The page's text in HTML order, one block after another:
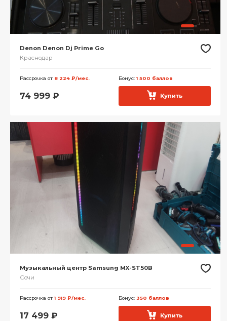
Denon Denon Dj Prime Go
Краснодар
Рассрочка от 8 224 ₽/мес. Бонус:1 500 баллов
74 999 ₽ Купить
Музыкальный центр Samsung MX-ST50B
Сочи
Рассрочка от1 919 ₽/мес. Бонус: 350 баллов
17 499 ₽ Купить